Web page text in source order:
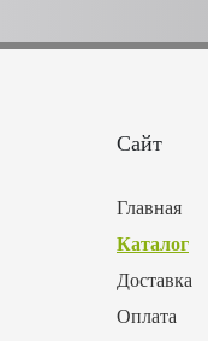
Сайт
Главная
Каталог
Доставка
Оплата